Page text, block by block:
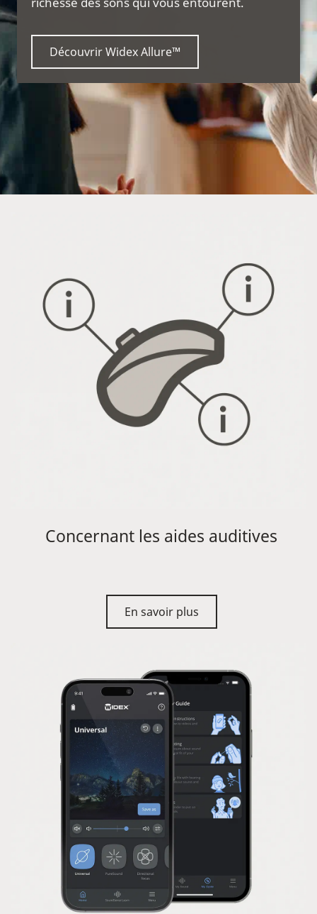
Découvrir Widex Allure™
Concernant les aides auditives
En savoir plus